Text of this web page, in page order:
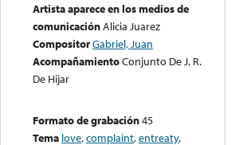
Artista aparece en los medios de
comunicaciónAlicia Juarez
CompositorGabriel, Juan
AcompañamientoConjunto De J. R.
De Hijar
Formato de grabación45
Tema love,complaint,entreaty,